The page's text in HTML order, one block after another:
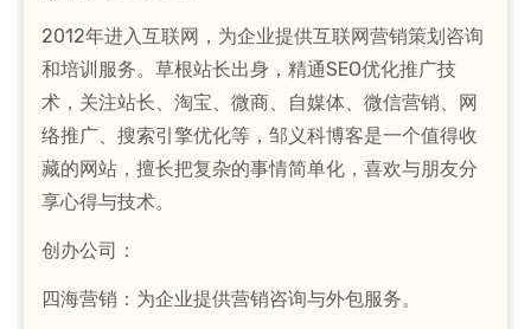
2012年进入互联网，为企业提供互联网营销策划咨询
和培训服务。草根站长出身，精通SEO优化推广技
术，关注站长、淘宝、微商、自媒体、微信营销、网
络推广、搜索引擎优化等，邹义科博客是一个值得收
藏的网站，擅长把复杂的事情简单化，喜欢与朋友分
享心得与技术。
创办公司：
四海营销：为企业提供营销咨询与外包服务。